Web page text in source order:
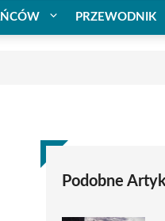
PRZEWODNIK
Podobne